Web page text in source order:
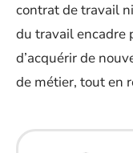
contrat de travail
du travail encadre
d’acquérir de
de métier, tout en